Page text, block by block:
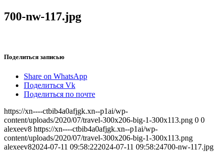
700-nw-117.jpg
Поделиться записью
Share on WhatsApp
Поделиться Vk
Поделиться по почте
https://xn----ctbib4a0afjgk.xn--p1ai/wp-
content/uploads/2020/07/travel-300x206-big-1-300x113.png 0 0
alexeev8 https://xn----ctbib4a0afjgk.xn--p1ai/wp-
content/uploads/2020/07/travel-300x206-big-1-300x113.png
alexeev82024-07-11 09:58:222024-07-11 09:58:24700-nw-117.jpg